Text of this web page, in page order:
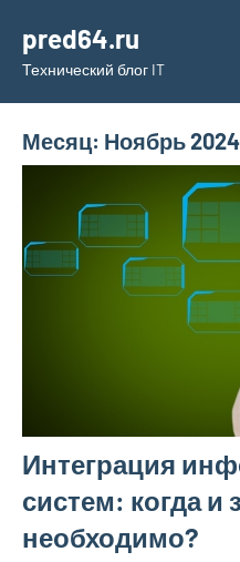
содержимому
pred64.ru
Технический блог IT
Месяц: Ноябрь 2024
Интеграция
систем: когда и
необходимо?